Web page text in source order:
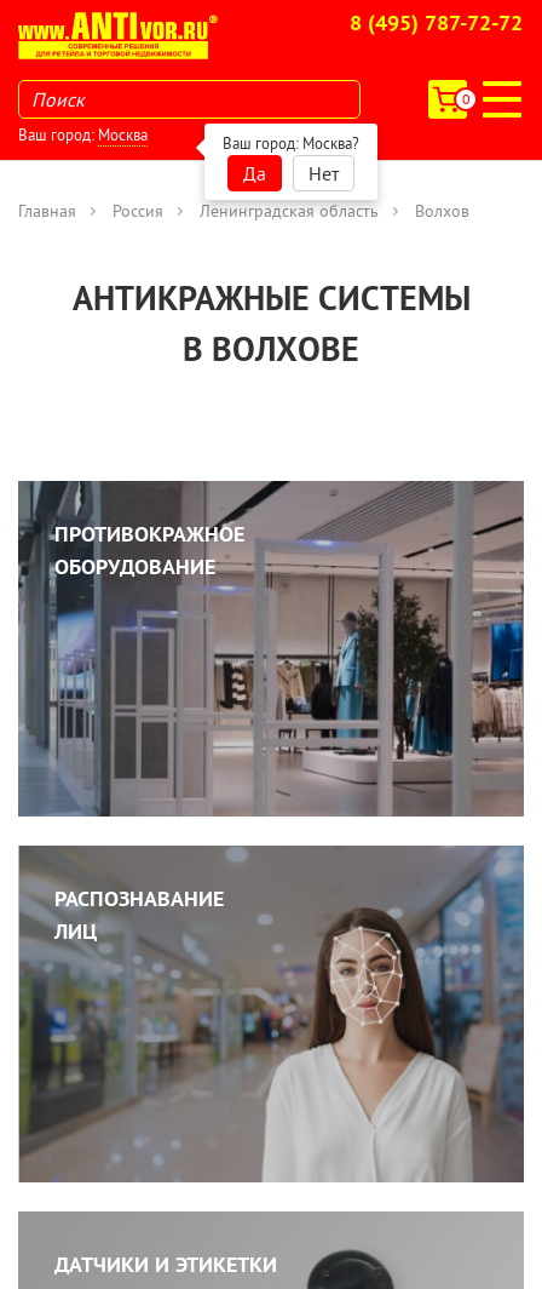
8 (495) 787-72-72
0
Ваш город: Москва Ваш город: Москва?
Да Нет
Главная Россия Ленинградская область Волхов
АНТИКРАЖНЫЕ СИСТЕМЫ
В ВОЛХОВЕ
ПРОТИВОКРАЖНОЕ
ОБОРУДОВАНИЕ
РАСПОЗНАВАНИЕ
ЛИЦ
ДАТЧИКИ И ЭТИКЕТКИ